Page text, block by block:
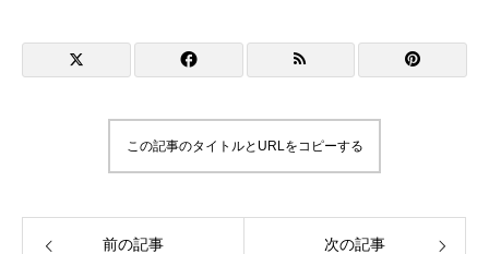
この記事のタイトルとURLをコピーする
前の記事 次の記事